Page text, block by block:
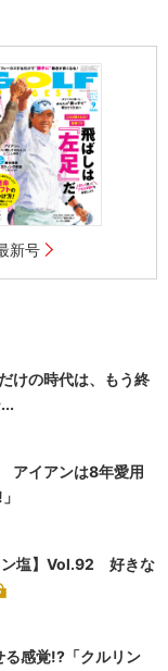
新号
けの時代は、もう終
アイアンは8年愛用
ン塩】Vol.92 好きな
る感覚!?「クルリン